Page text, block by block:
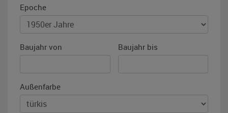
Epoche
Baujahr von Baujahr bis
Außenfarbe